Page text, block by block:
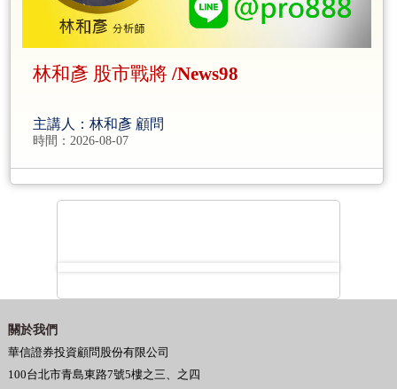
林和彥 股市戰將 /News98
主講人：林和彥 顧問
時間：2026-08-07
關於我們
華信證券投資顧問股份有限公司
100台北市青島東路7號5樓之三、之四